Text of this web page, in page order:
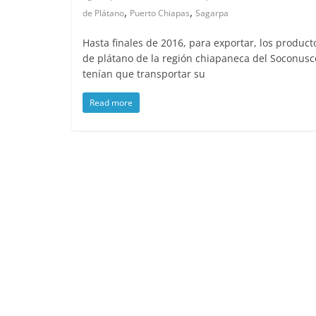
de Plátano, Puerto Chiapas, Sagarpa
Hasta finales de 2016, para exportar, los
de plátano de la región chiapaneca del
tenían que transportar su
Read more